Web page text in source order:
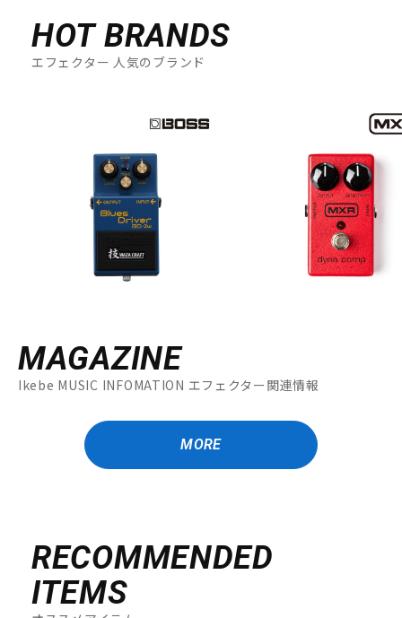
HOT BRANDS
エフェクター 人気のブランド
MAGAZINE
Ikebe MUSIC INFOMATION エフェクター関連情報
MORE
RECOMMENDED
ITEMS